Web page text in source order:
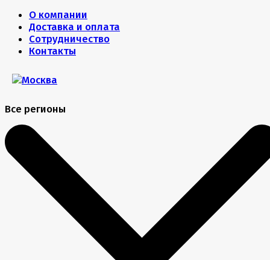
О компании
Доставка и оплата
Сотрудничество
Контакты
Все регионы